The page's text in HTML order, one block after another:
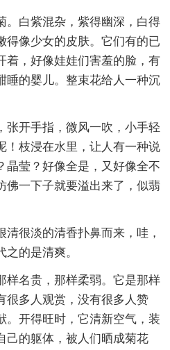
。白紫混杂，紫得幽深，白得
得像少女的皮肤。它们有的已
着，好像娃娃们害羞的脸，有
睡的婴儿。整束花给人一种沉
张开手指，微风一吹，小手轻
！枝浸在水里，让人有一种说
晶莹？好像全是，又好像全不
佛一下子就要溢出来了，似翡
很淡的清香扑鼻而来，哇，
的是清爽。
样名贵，那样柔弱。它是那样
很多人观赏，没有很多人赞
。开得旺时，它清新空气，装
己的躯体，被人们晒成菊花